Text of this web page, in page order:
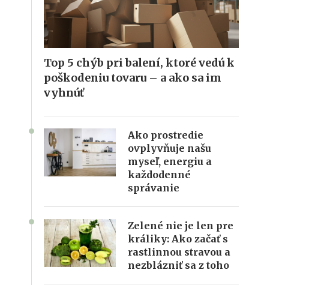
Top 5 chýb pri balení, ktoré vedú k
poškodeniu tovaru – a ako sa im
vyhnúť
Ako prostredie
ovplyvňuje našu
myseľ, energiu a
každodenné
správanie
Zelené nie je len pre
králiky: Ako začať s
rastlinnou stravou a
nezblázniť sa z toho